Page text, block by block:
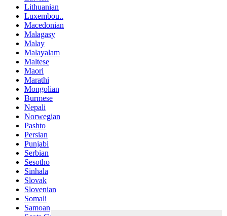
Lithuanian
Luxembou..
Macedonian
Malagasy
Malay
Malayalam
Maltese
Maori
Marathi
Mongolian
Burmese
Nepali
Norwegian
Pashto
Persian
Punjabi
Serbian
Sesotho
Sinhala
Slovak
Slovenian
Somali
Samoan